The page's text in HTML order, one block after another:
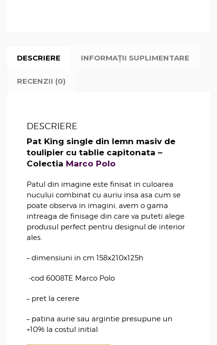
DESCRIERE INFORMAȚII SUPLIMENTARE
RECENZII (0)
DESCRIERE
Pat King single din lemn masiv de
toulipier cu tablie capitonata –
Colectia Marco Polo
Patul din imagine este finisat in culoarea
nucului combinat cu auriu insa asa cum se
poate observa in imagini, avem o gama
intreaga de finisage din care va puteti alege
produsul perfect pentru designul de interior
ales.
– dimensiuni in cm 158x210x125h
-cod 6008TE Marco Polo
– pret la cerere
– patina aurie sau argintie presupune un
+10% la costul initial